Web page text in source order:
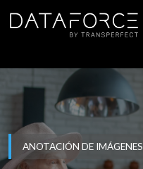
ANOTACIÓN DE IMÁGENES